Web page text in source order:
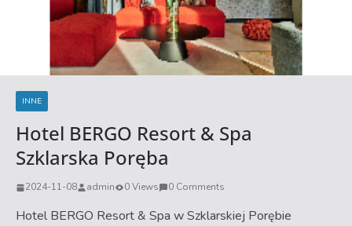
INNE
Hotel BERGO Resort & Spa
Szklarska Poręba
2024-11-08 admin 0 Views 0 Comments
Hotel BERGO Resort & Spa w Szklarskiej Porębie